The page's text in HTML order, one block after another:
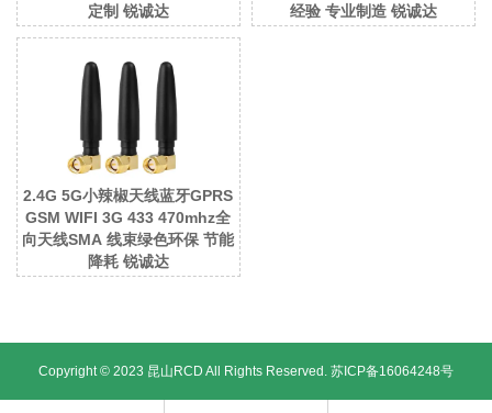
定制 锐诚达
经验 专业制造 锐诚达
2.4G 5G小辣椒天线蓝牙GPRS
GSM WIFI 3G 433 470mhz全
向天线SMA 线束绿色环保 节能
降耗 锐诚达
Copyright © 2023 昆山RCD All Rights Reserved. 苏ICP备16064248号